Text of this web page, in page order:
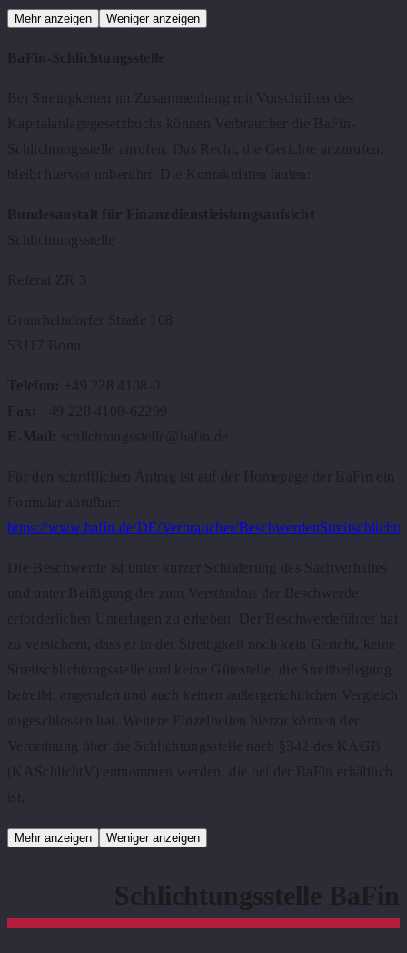
Mehr anzeigen Weniger anzeigen
BaFin-Schlichtungsstelle
Bei Streitigkeiten im Zusammenhang mit Vorschriften des
Kapitalanlagegesetzbuchs können Verbraucher die BaFin-
Schlichtungsstelle anrufen. Das Recht, die Gerichte anzurufen,
bleibt hiervon unberührt. Die Kontaktdaten lauten:
Bundesanstalt für Finanzdienstleistungsaufsicht
Schlichtungsstelle
Referat ZR 3
Graurheindorfer Straße 108
53117 Bonn
Telefon: +49 228 4108-0
Fax: +49 228 4108-62299
E-Mail: schlichtungsstelle@bafin.de
Für den schriftlichen Antrag ist auf der Homepage der BaFin ein
Formular abrufbar:
https://www.bafin.de/DE/Verbraucher/
Die Beschwerde ist unter kurzer Schilderung des Sachverhaltes
und unter Beifügung der zum Verständnis der Beschwerde
erforderlichen Unterlagen zu erheben. Der Beschwerdeführer hat
zu versichern, dass er in der Streitigkeit noch kein Gericht, keine
Streitschlichtungsstelle und keine Gütestelle, die Streitbeilegung
betreibt, angerufen und auch keinen außergerichtlichen Vergleich
abgeschlossen hat. Weitere Einzelheiten hierzu können der
Verordnung über die Schlichtungsstelle nach §342 des KAGB
(KASchlichtV) entnommen werden, die bei der BaFin erhältlich
ist.
Mehr anzeigen Weniger anzeigen
Schlichtungsstelle BaFin